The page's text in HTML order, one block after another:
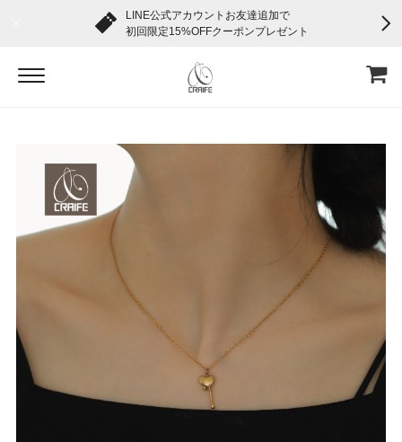
LINE公式アカウントお友達追加で
初回限定15%OFFクーポンプレゼント